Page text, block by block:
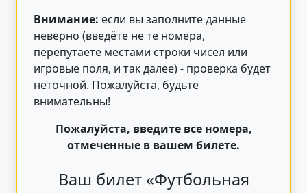
Внимание: если вы заполните данные
неверно (введёте не те номера,
перепутаете местами строки чисел или
игровые поля, и так далее) - проверка будет
неточной. Пожалуйста, будьте
внимательны!
Пожалуйста, введите все номера,
отмеченные в вашем билете.
Ваш билет «Футбольная